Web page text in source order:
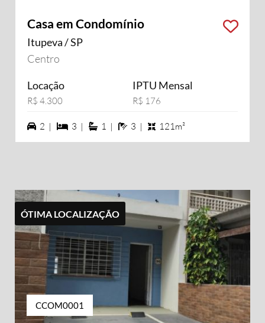
Casa em Condomínio
Itupeva / SP
Centro
Locação
R$ 4.300
IPTU Mensal
R$ 176
2 vagas na garagem
2 | 3 dormiórios
3 | 1 suítes
1 | 3 banheiros
3 | 121m²
ÓTIMA LOCALIZAÇÃO
CCOM0001